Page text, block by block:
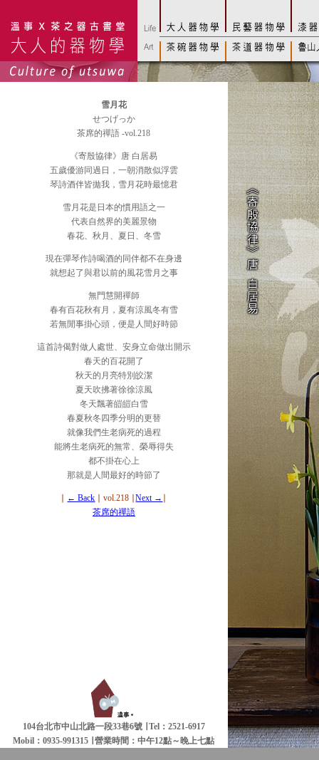
雪月花
せつげっか
茶席的禪語 -vol.218
《寄殷協律》唐 白居易
五歲優游同過日，一朝消散似浮雲
琴詩酒伴皆拋我，雪月花時最憶君
雪月花是日本的慣用語之一
代表自然界的美麗景物
春花、秋月、夏日、冬雪
現在彈琴作詩喝酒的同伴都不在身邊
就想起了與君以前的風花雪月之事
無門慧開禪師
春有百花秋有月，夏有涼風冬有雪
若無閒事掛心頭，便是人間好時節
這首詩偈對做人處世、安身立命做出開示
春天的百花開了
秋天的月亮特別皎潔
夏天吹拂著徐徐涼風
冬天飄著皚皚白雪
春夏秋冬四季分明的更替
就像我們生老病死的過程
能將生老病死的無常、榮辱得失
都不掛在心上
那就是人間最好的時節了
← Back ∣ vol.218 ∣Next →
茶席的禪語
104台北市中山北路一段33巷6號 ∣ Tel：2521-6917
Mobil：0935-991315 ∣
營業時間：中午12點～晚上七點